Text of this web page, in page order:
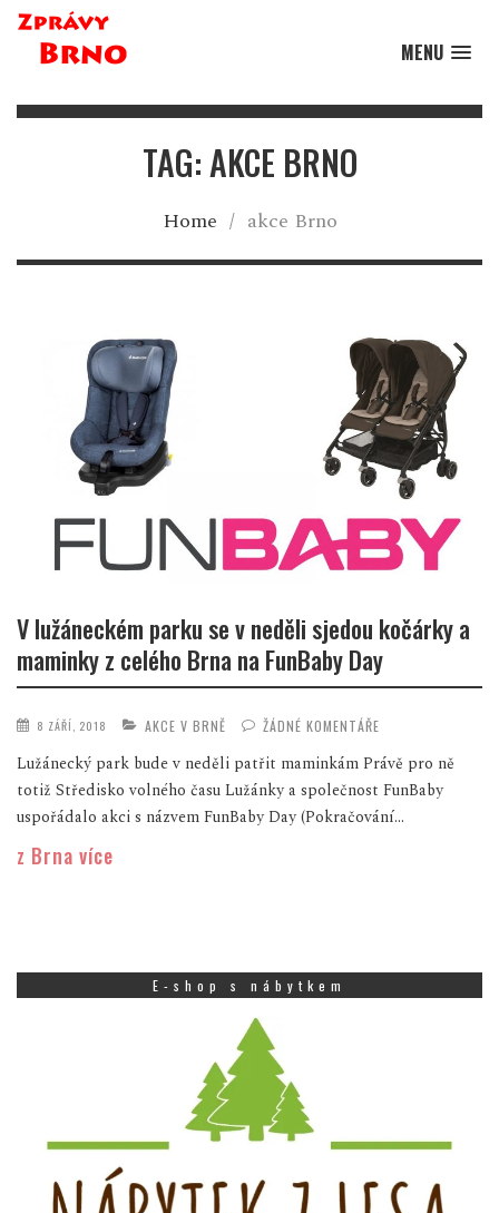
MENU
TAG: AKCE BRNO
Home / akce Brno
V lužáneckém parku se v neděli sjedou kočárky a
maminky z celého Brna na FunBaby Day
8 ZÁŘÍ, 2018 AKCE V BRNĚ ŽÁDNÉ KOMENTÁŘE
Lužánecký park bude v neděli patřit maminkám Právě pro ně
totiž Středisko volného času Lužánky a společnost FunBaby
uspořádalo akci s názvem FunBaby Day (Pokračování...
z Brna více
E-shop s nábytkem